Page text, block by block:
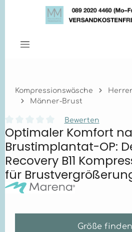
Zum Hauptinhalt springen
Kompressionswäsche
Männer-Brust
Durchschnittliche Bewertung von
Bewerten
Optimaler Komfort
Brustimplantat-OP:
Recovery B11
für
Größe finden